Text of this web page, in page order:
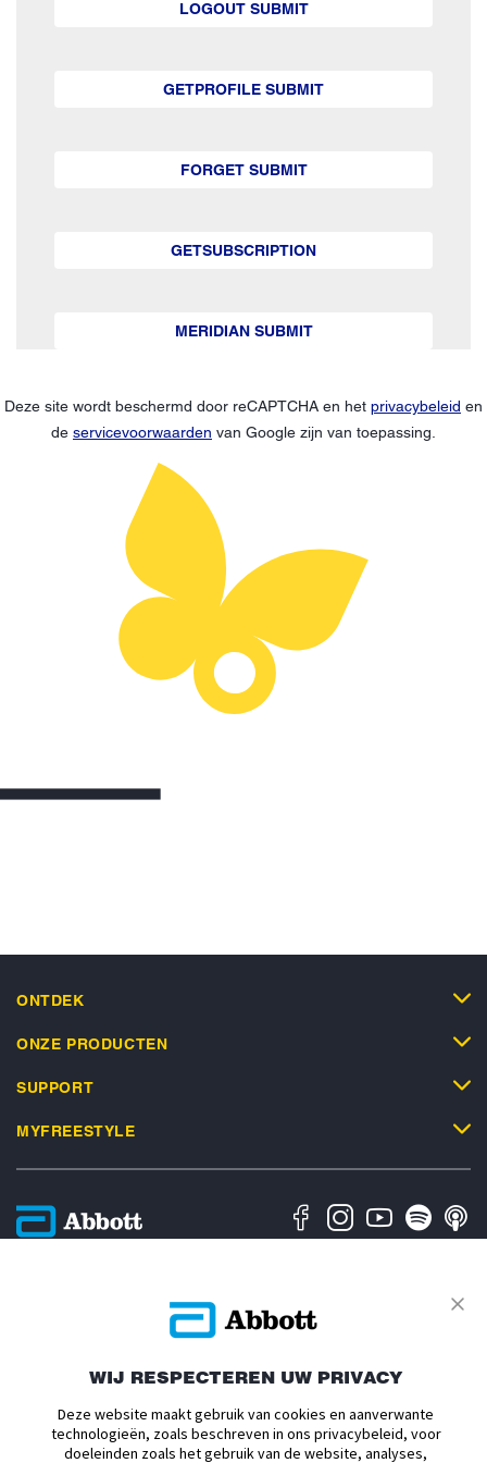
LOGOUT SUBMIT
GETPROFILE SUBMIT
FORGET SUBMIT
GETSUBSCRIPTION
MERIDIAN SUBMIT
Deze site wordt beschermd door reCAPTCHA en het privacybeleid en
de servicevoorwaarden van Google zijn van toepassing.
ONTDEK
ONZE PRODUCTEN
SUPPORT
MYFREESTYLE
Algemene Verkoopsvoorwaarden
Over Abbott
Toegankelijkheidsverklaring
ADC-2693186 v1.0 Copyright © 2026 Abbott. De sensorbehuizing,
FreeStyle, Libre, en gerelateerde merkaanduidingen zijn eigendom van
Abbott. mylife et YpsoPump zijn handelsmerken van Ypsomed AG. CamAPS
WIJ RESPECTEREN UW PRIVACY
Deze website maakt gebruik van cookies en aanverwante
technologieën, zoals beschreven in ons privacybeleid, voor
doeleinden zoals het gebruik van de website, analyses,